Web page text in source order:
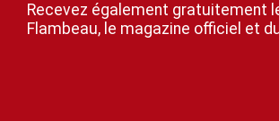
Recevez également gratuitement
Flambeau, le magazine officiel et